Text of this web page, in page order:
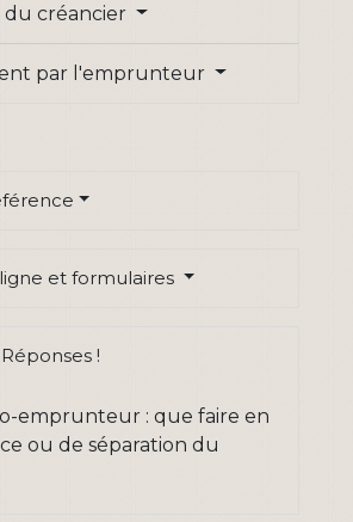
du créancier
par l'emprunteur
et formulaires
!
emprunteur : que faire en
ou de séparation du